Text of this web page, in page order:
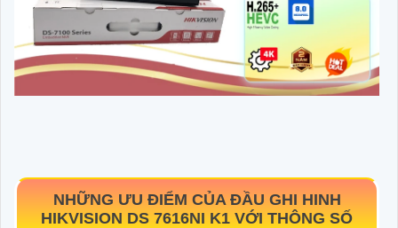
NHỮNG ƯU ĐIỂM CỦA ĐẦU GHI HINH
HIKVISION DS 7616NI K1 VỚI THÔNG SỐ